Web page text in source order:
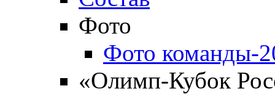
Фото
Фото команды-
«Олимп-Кубок